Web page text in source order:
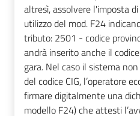
altresì, assolvere l'imposta
utilizzo del mod. F24
tributo: 2501 - codice
andrà inserito anche il
gara. Nel caso il sistema
del codice CIG, l’operatore
firmare digitalmente una
modello F24) che attesti